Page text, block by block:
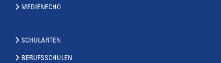
MEDIENECHO
SCHULARTEN
BERUFSSCHULEN